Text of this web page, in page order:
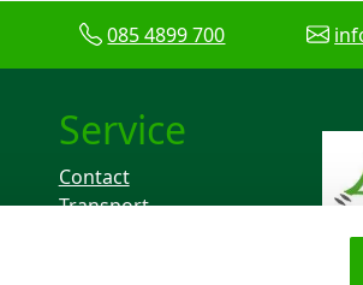
085 4899 700
Service
Contact
Transport